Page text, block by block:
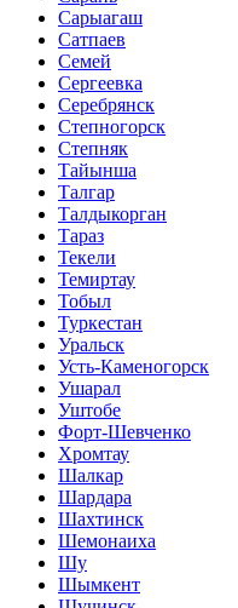
Сарыагаш
Сатпаев
Семей
Сергеевка
Серебрянск
Степногорск
Степняк
Тайынша
Талгар
Талдыкорган
Тараз
Текели
Темиртау
Тобыл
Туркестан
Уральск
Усть-Каменогорск
Ушарал
Уштобе
Форт-Шевченко
Хромтау
Шалкар
Шардара
Шахтинск
Шемонаиха
Шу
Шымкент